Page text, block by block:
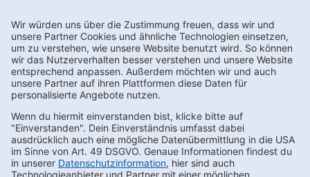
Newsletter abonnieren
Kontakt
FAQs
Karriere
Datenschutz